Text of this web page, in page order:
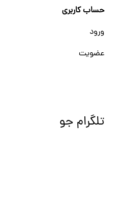
حساب کاربری
ورود
عضویت
تلگرام جو